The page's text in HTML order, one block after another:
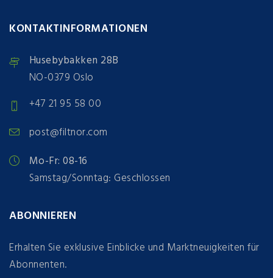
KONTAKTINFORMATIONEN
Husebybakken 28B
NO-0379 Oslo
+47 21 95 58 00
post@filtnor.com
Mo-Fr: 08-16
Samstag/Sonntag: Geschlossen
ABONNIEREN
Erhalten Sie exklusive Einblicke und Marktneuigkeiten für
Abonnenten.